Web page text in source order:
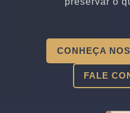
CONHEÇA
FALE